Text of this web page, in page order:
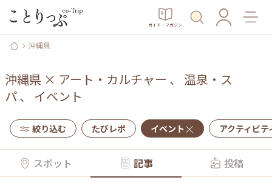
ガイド・マガジン
沖縄県
沖縄県 × アート・カルチャー 、 温泉・ス
パ、 イベント
絞り込む たびレポ イベント アクティビテ
スポット 記事 投稿